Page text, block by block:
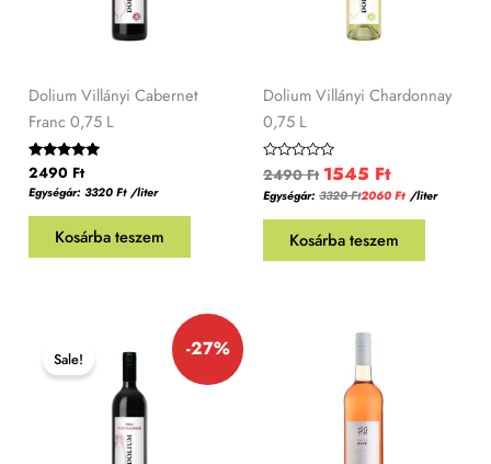
Dolium Villányi Cabernet
Franc 0,75 L
Értékelés:
/ 5
2490 Ft
Egységár: 3320 Ft /liter
Kosárba teszem
Dolium Villányi Chardonnay
0,75 L
Értékelés:
0
/
2490Ft 1545 Ft
Egységár: 3320Ft2060 Ft /liter
Kosárba teszem
-27%
Sale! was:
2120 Ft.
Current
price
1550 Ft.